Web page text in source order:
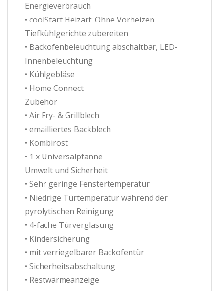
Energieverbrauch
• coolStart Heizart: Ohne Vorheizen
Tiefkühlgerichte zubereiten
• Backofenbeleuchtung abschaltbar, LED-
Innenbeleuchtung
• Kühlgebläse
• Home Connect
Zubehör
• Air Fry- & Grillblech
• emailliertes Backblech
• Kombirost
• 1 x Universalpfanne
Umwelt und Sicherheit
• Sehr geringe Fenstertemperatur
• Niedrige Türtemperatur während der
pyrolytischen Reinigung
• 4-fache Türverglasung
• Kindersicherung
• mit verriegelbarer Backofentür
• Sicherheitsabschaltung
• Restwärmeanzeige